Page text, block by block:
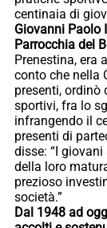
centinaia di
Giovanni Paolo
Parrocchia del
Prenestina, era
conto che nella
presenti, ordinò
sportivi, fra lo
infrangendo il
presenti di
disse: “I
della loro
prezioso
società.”
Dal 1948 ad